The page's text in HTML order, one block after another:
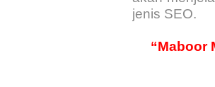
jenis SEO.
“Maboor